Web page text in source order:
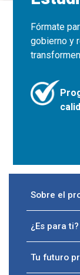
Fórmate
gobierno y
Sobre el
¿Es para ti?
Tu futuro